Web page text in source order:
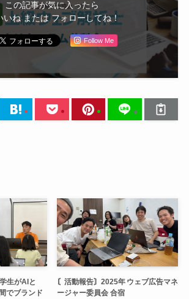
この記事が気に入ったら
ね または フォローしてね！
Follow Me
生がAIと
でブランド
〘活動報告〙2025年 ウェブ広告マネ
ージャー委員会 合宿